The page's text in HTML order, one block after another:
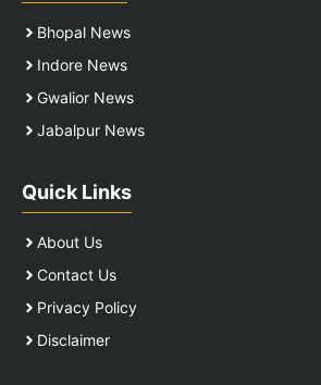
Bhopal News
Indore News
Gwalior News
Jabalpur News
Quick Links
About Us
Contact Us
Privacy Policy
Disclaimer